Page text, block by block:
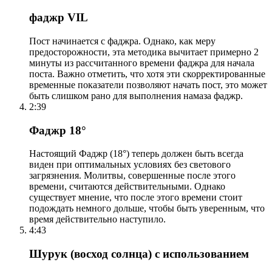
фаджр VIL
Пост начинается с фаджра. Однако, как меру
предосторожности, эта методика вычитает примерно 2
минуты из рассчитанного времени фаджра для начала
поста. Важно отметить, что хотя эти скорректированные
временные показатели позволяют начать пост, это может
быть слишком рано для выполнения намаза фаджр.
2:39
Фаджр 18°
Настоящий Фаджр (18°) теперь должен быть всегда
виден при оптимальных условиях без светового
загрязнения. Молитвы, совершенные после этого
времени, считаются действительными. Однако
существует мнение, что после этого времени стоит
подождать немного дольше, чтобы быть уверенным, что
время действительно наступило.
4:43
Шурук (восход солнца) с использованием